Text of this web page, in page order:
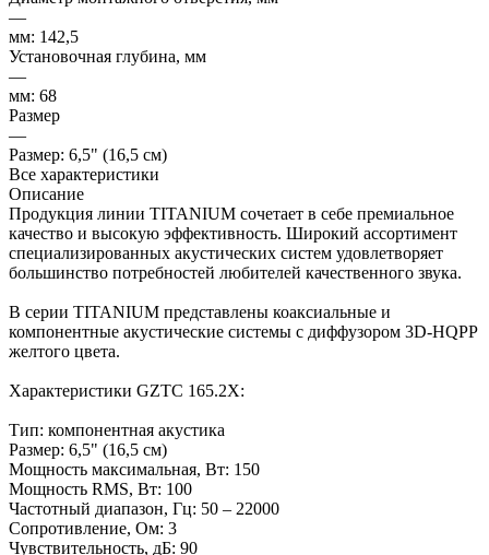
—
мм: 142,5
Установочная глубина, мм
—
мм: 68
Размер
—
Размер: 6,5" (16,5 см)
Все характеристики
Описание
Продукция линии TITANIUM сочетает в себе премиальное
качество и высокую эффективность. Широкий ассортимент
специализированных акустических систем удовлетворяет
большинство потребностей любителей качественного звука.
В серии TITANIUM представлены коаксиальные и
компонентные акустические системы с диффузором 3D-HQPP
желтого цвета.
Характеристики GZTC 165.2X:
Тип: компонентная акустика
Размер: 6,5" (16,5 см)
Мощность максимальная, Вт: 150
Мощность RMS, Вт: 100
Частотный диапазон, Гц: 50 – 22000
Сопротивление, Ом: 3
Чувствительность, дБ: 90